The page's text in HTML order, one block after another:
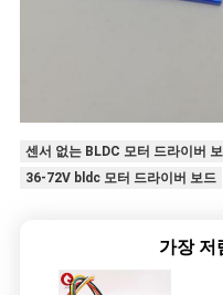
센서 없는 BLDC 모터 드라이버
36-72V bldc 모터 드라이버 보드
가장 저